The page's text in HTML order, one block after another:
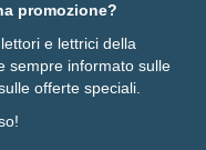
promozione?
e lettrici della
sempre informato sulle
offerte speciali.